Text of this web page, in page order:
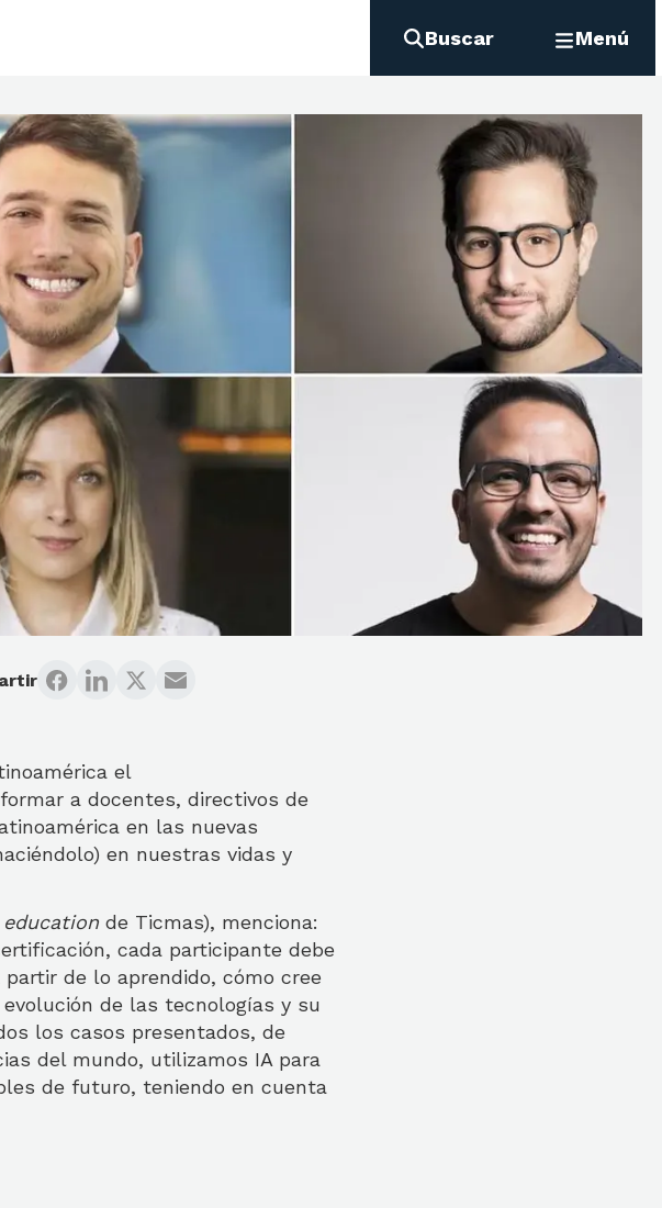
Buscar Menú
el
a docentes, directivos de
en las nuevas
en nuestras vidas y
education de Ticmas), menciona:
cada participante debe
de lo aprendido, cómo cree
de las tecnologías y su
los casos presentados, de
del mundo, utilizamos IA para
de futuro, teniendo en cuenta